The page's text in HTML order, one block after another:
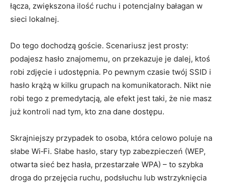
łącza, zwiększona ilość ruchu i potencjalny bałagan w
sieci lokalnej.
Do tego dochodzą goście. Scenariusz jest prosty:
podajesz hasło znajomemu, on przekazuje je dalej, ktoś
robi zdjęcie i udostępnia. Po pewnym czasie twój SSID i
hasło krążą w kilku grupach na komunikatorach. Nikt nie
robi tego z premedytacją, ale efekt jest taki, że nie masz
już kontroli nad tym, kto zna dane dostępu.
Skrajniejszy przypadek to osoba, która celowo poluje na
słabe Wi‑Fi. Słabe hasło, stary typ zabezpieczeń (WEP,
otwarta sieć bez hasła, przestarzałe WPA) – to szybka
droga do przejęcia ruchu, podsłuchu lub wstrzyknięcia